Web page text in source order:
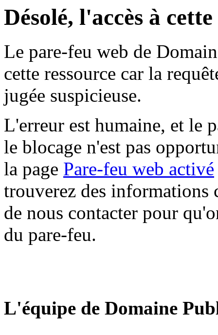
Désolé, l'accès à
Le pare-feu web de
cette ressource car la
jugée suspicieuse.
L'erreur est humaine, et le
le blocage n'est pas
la page Pare-feu web activé
trouverez des informations
de nous contacter pour
du pare-feu.
L'équipe de Domaine